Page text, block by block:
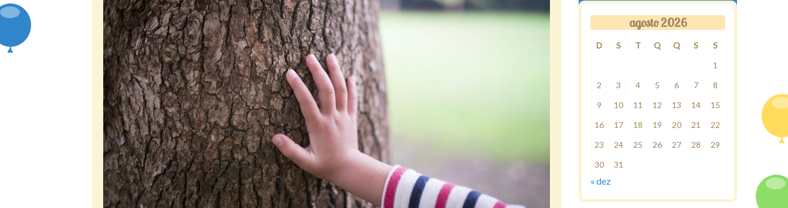
agosto 2026
D S T Q Q S
S
1
2
3 4 5 6 7
8
9
10 11 12 13 14
15
16
17 18 19 20 21
22
23
24 25 26 27 28
29
30
31
« dez